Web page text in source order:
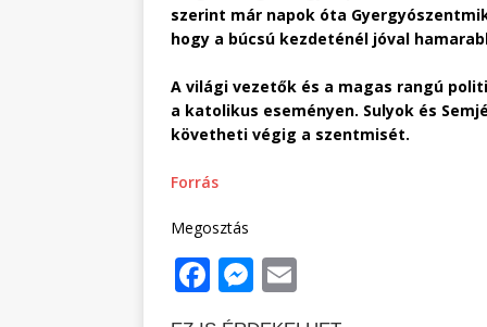
szerint már napok óta
hogy a búcsú kezdeténél jóval
A világi vezetők és a magas rangú
a katolikus eseményen. Sulyok és
követheti végig a szentmisét.
Forrás
Megosztás
F
a
M